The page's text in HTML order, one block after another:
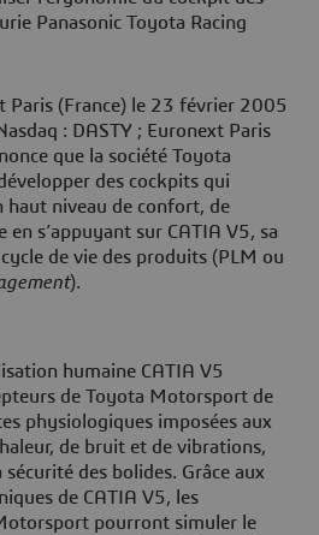
Panasonic Toyota Racing
Paris (France) le 23 février 2005
: DASTY ; Euronext Paris
que la société Toyota
des cockpits qui
haut niveau de confort, de
en s’appuyant sur CATIA V5, sa
de vie des produits (PLM ou
).
humaine CATIA V5
de Toyota Motorsport de
physiologiques imposées aux
de bruit et de vibrations,
des bolides. Grâce aux
de CATIA V5, les
pourront simuler le